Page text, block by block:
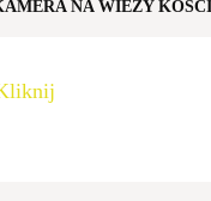
NA WIEŻY